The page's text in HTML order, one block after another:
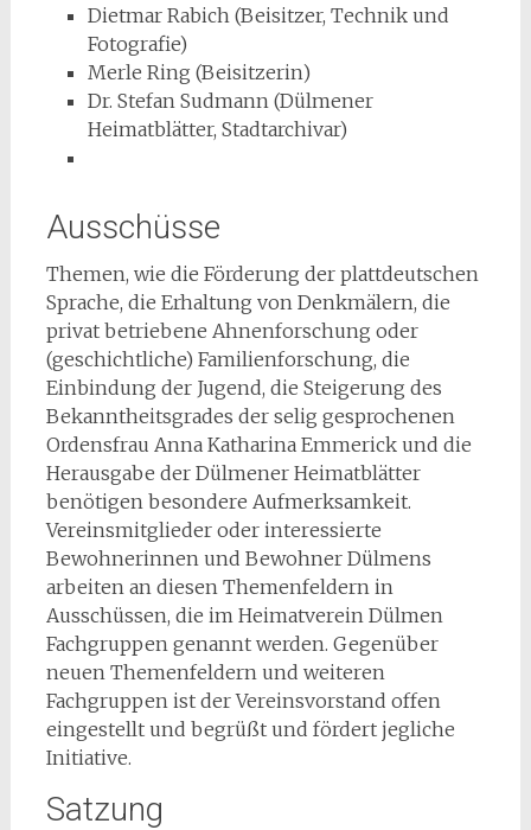
Dietmar Rabich (Beisitzer, Technik und
Fotografie)
Merle Ring (Beisitzerin)
Dr. Stefan Sudmann (Dülmener
Heimatblätter, Stadtarchivar)
Ausschüsse
Themen, wie die Förderung der plattdeutschen
Sprache, die Erhaltung von Denkmälern, die
privat betriebene Ahnenforschung oder
(geschichtliche) Familienforschung, die
Einbindung der Jugend, die Steigerung des
Bekanntheitsgrades der selig gesprochenen
Ordensfrau Anna Katharina Emmerick und die
Herausgabe der Dülmener Heimatblätter
benötigen besondere Aufmerksamkeit.
Vereinsmitglieder oder interessierte
Bewohnerinnen und Bewohner Dülmens
arbeiten an diesen Themenfeldern in
Ausschüssen, die im Heimatverein Dülmen
Fachgruppen genannt werden. Gegenüber
neuen Themenfeldern und weiteren
Fachgruppen ist der Vereinsvorstand offen
eingestellt und begrüßt und fördert jegliche
Initiative.
Satzung